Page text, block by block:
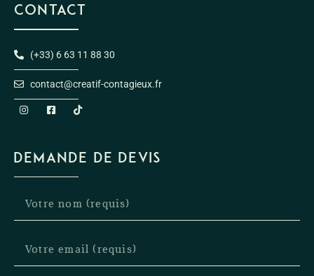
CONTACT
(+33) 6 63 11 88 30
contact@creatif-contagieux.fr
DEMANDE DE DEVIS